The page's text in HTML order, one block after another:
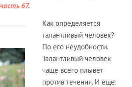
часть 67.
Как определяется
талантливый человек?
По его неудобности.
Талантливый человек
чаще всего плывет
против течения. И еще: